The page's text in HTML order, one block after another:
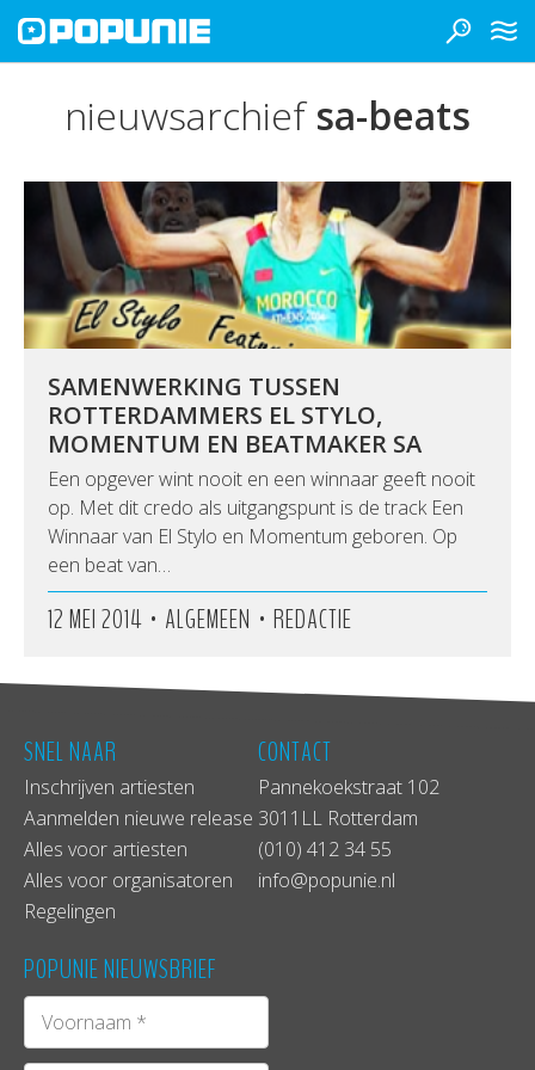
nieuwsarchiefsa-beats
SAMENWERKING TUSSEN
ROTTERDAMMERS EL STYLO,
MOMENTUM EN BEATMAKER SA
Een opgever wint nooit en een winnaar geeft nooit
op. Met dit credo als uitgangspunt is de track Een
Winnaar van El Stylo en Momentum geboren. Op
een beat van…
12 MEI 2014 • ALGEMEEN • REDACTIE
SNEL NAAR
Inschrijven artiesten
Aanmelden nieuwe release
Alles voor artiesten
Alles voor organisatoren
Regelingen
CONTACT
Pannekoekstraat 102
3011LL Rotterdam
(010) 412 34 55
info@popunie.nl
POPUNIE NIEUWSBRIEF